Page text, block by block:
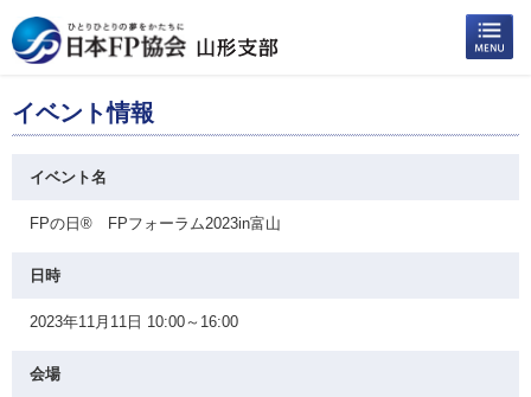
イベント情報
イベント名
FPの日® FPフォーラム2023in富山
日時
2023年11月11日 10:00～16:00
会場